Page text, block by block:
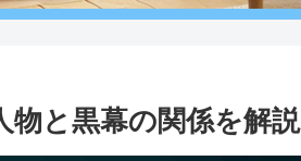
物と黒幕の関係を解説